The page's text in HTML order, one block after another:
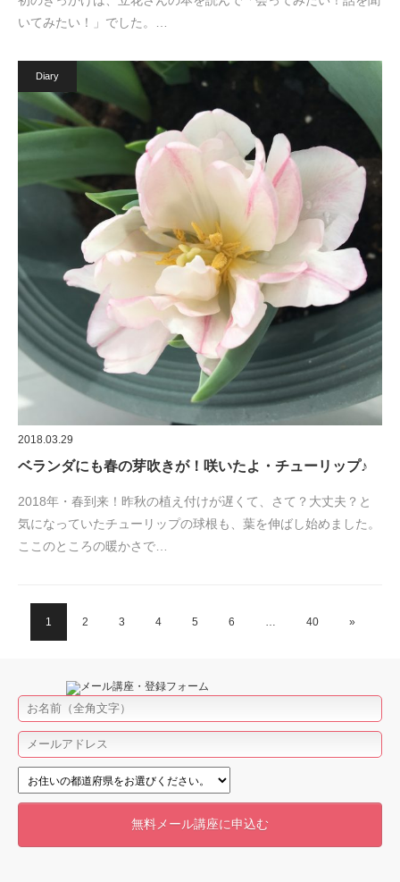
いてみたい！」でした。…
Diary
2018.03.29
ベランダにも春の芽吹きが！咲いたよ・チューリップ♪
2018年・春到来！昨秋の植え付けが遅くて、さて？大丈夫？と
気になっていたチューリップの球根も、葉を伸ばし始めました。
ここのところの暖かさで…
1 2 3 4 5 6 40 »